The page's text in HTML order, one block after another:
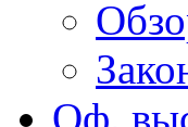
Оф.